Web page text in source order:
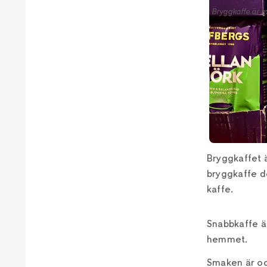
Bryggkaffe är
Bryggkaffet
bryggkaffe
kaffe.
Snabbkaffe
hemmet.
Smaken är